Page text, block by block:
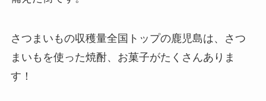
さつまいもの収穫量全国トップの鹿児島は、さつ
まいもを使った焼酎、お菓子がたくさんありま
す！